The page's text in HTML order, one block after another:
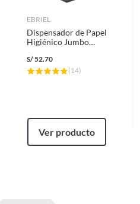
organizados y limpios,
brindan la higiene que
combinación perfecta para tus
EBRIEL
Dispensador de Papel
Higiénico Jumbo
S/52.70
( 14)
Ver producto